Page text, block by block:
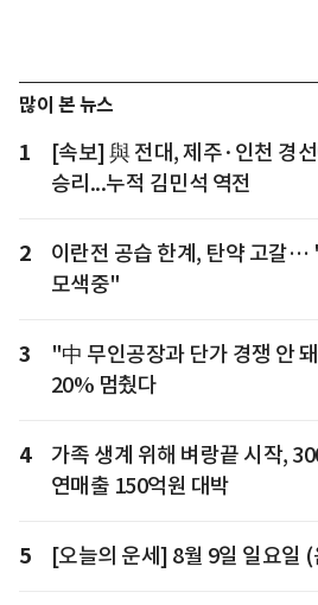
많이 본 뉴스
1
[속보] 與 전대, 제주·인천 경
승리...누적 김민석 역전
2
이란전 공습 한계, 탄약 고갈…
모색중"
3
"中 무인공장과 단가 경쟁 안
20% 멈췄다
4
가족 생계 위해 벼랑끝 시작,
연매출 150억원 대박
5 [오늘의 운세] 8월 9일 일요일